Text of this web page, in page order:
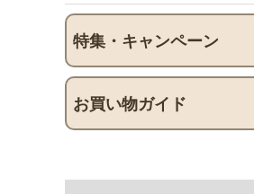
特集・キャンペーン
お買い物ガイド